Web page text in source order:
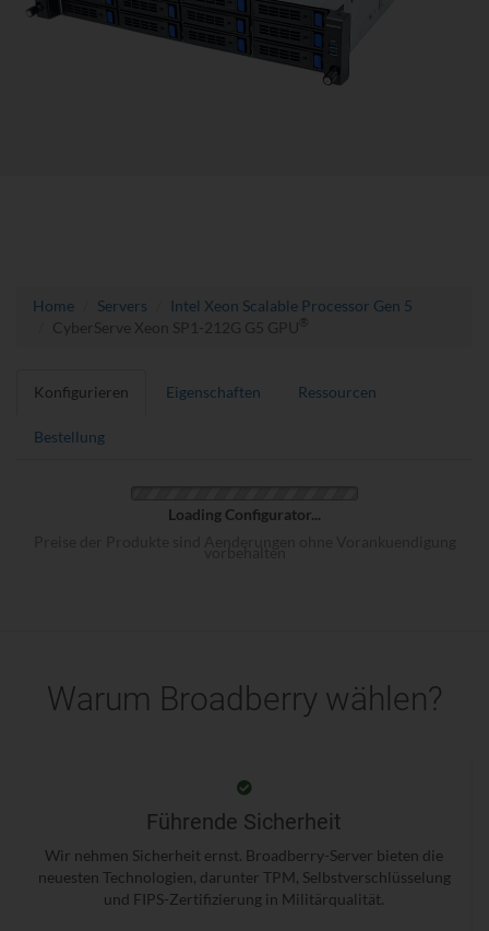
Home Servers
Intel Xeon Scalable Processor Gen 5
CyberServe Xeon SP1-212G G5 GPU
Konfigurieren Eigenschaften Ressourcen
Bestellung
Loading Configurator...
Warum Broadberry wählen?
Führende Sicherheit
Wir nehmen Sicherheit ernst. Broadberry-Server bieten die
neuesten Technologien, darunter TPM, Selbstverschlüsselung
und FIPS-Zertifizierung in Militärqualität.